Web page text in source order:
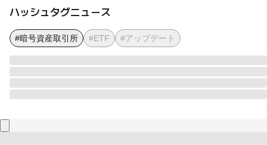
ハッシュタグニュース
#暗号資産取引所 #ETF #アップデート